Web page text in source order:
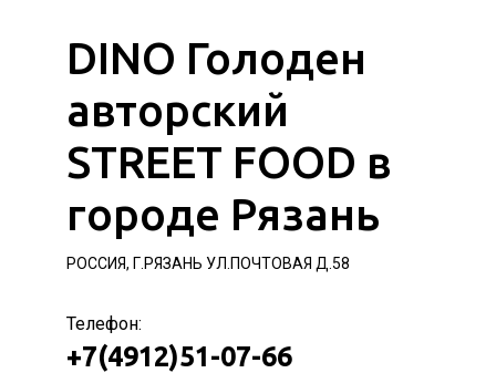
DINO Голоден
авторский
STREET FOOD в
городе Рязань
РОССИЯ, Г.РЯЗАНЬ УЛ.ПОЧТОВАЯ Д.58
Телефон:
+7(4912)51-07-66